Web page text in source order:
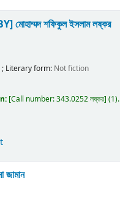
মোহাম্মদ শফিকুল ইসলাম লষ্কর
; Literary form: Not fiction
Call number:343.0252 লষ্কর (1).
জামান